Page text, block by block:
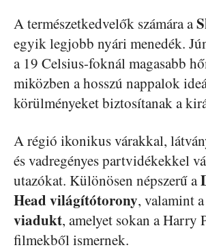
A természetkedvelők számára a
egyik legjobb nyári menedék.
a 19 Celsius-foknál magasabb
miközben a hosszú nappalok
körülményeket biztosítanak a
A régió ikonikus várakkal,
és vadregényes partvidékekkel
utazókat. Különösen népszerű a
Head világítótorony, valamint a
viadukt, amelyet sokan a Harry
filmekből ismernek.